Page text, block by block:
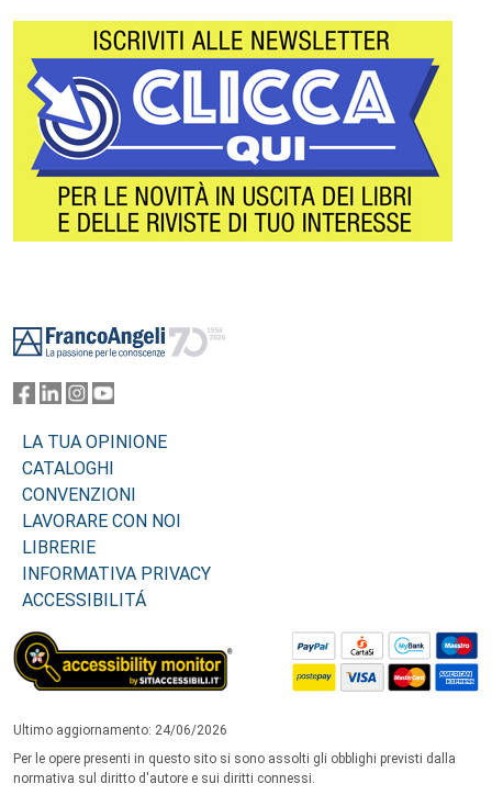
LA TUA OPINIONE
CATALOGHI
CONVENZIONI
LAVORARE CON NOI
LIBRERIE
INFORMATIVA PRIVACY
ACCESSIBILITÁ
Ultimo aggiornamento: 24/06/2026
Per le opere presenti in questo sito si sono assolti gli obblighi previsti dalla
normativa sul diritto d'autore e sui diritti connessi.